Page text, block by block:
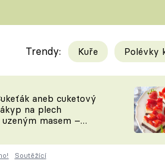
Videorecepty
TEĎ VAŘÍ ŠÉF!
ČESKO NA TALÍŘI
Trendy: Kuře Polévky
aneb cuketový
na plech
uzeným masem –
přerostlé
Soutěžící